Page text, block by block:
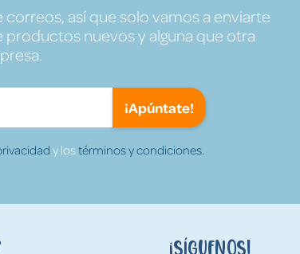
así que solo vamos a enviarte
nuevos y alguna que otra
¡Apúntate!
y lostérminos y condiciones.
¡Síguenos!